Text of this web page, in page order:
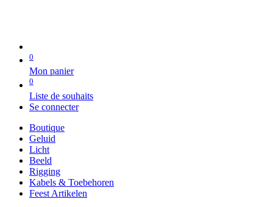
0
Mon panier
0
Liste de souhaits
Se connecter
Boutique
Geluid
Licht
Beeld
Rigging
Kabels & Toebehoren
Feest Artikelen